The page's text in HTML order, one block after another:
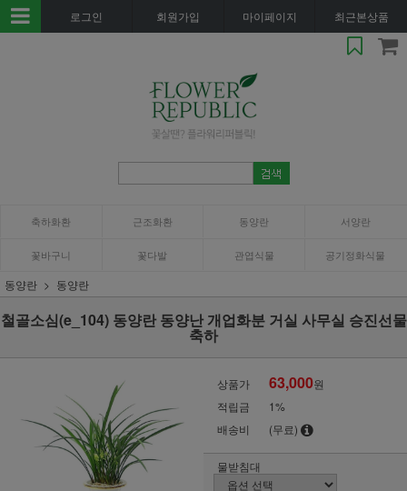
로그인 회원가입 마이페이지 최근본상품
축하화환 근조화환 동양란 서양란
꽃바구니 꽃다발 관엽식물 공기정화식물
동양란 동양란
철골소심(e_104) 동양란 동양난 개업화분 거실 사무실 승진선물
축하
상품가 63,000원
적립금
1%
배송비
(무료)
물받침대